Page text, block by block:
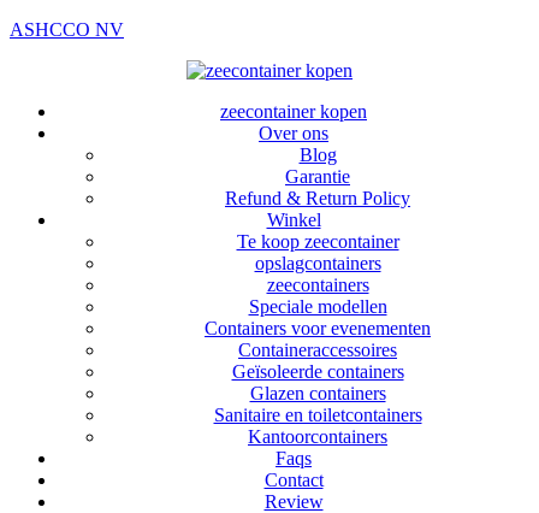
ASHCCO NV
zeecontainer kopen
Over ons
Blog
Garantie
Refund & Return Policy
Winkel
Te koop zeecontainer​
opslagcontainers
zeecontainers
Speciale modellen
Containers voor evenementen
Containeraccessoires
Geïsoleerde containers
Glazen containers
Sanitaire en toiletcontainers
Kantoorcontainers
Faqs
Contact
Review